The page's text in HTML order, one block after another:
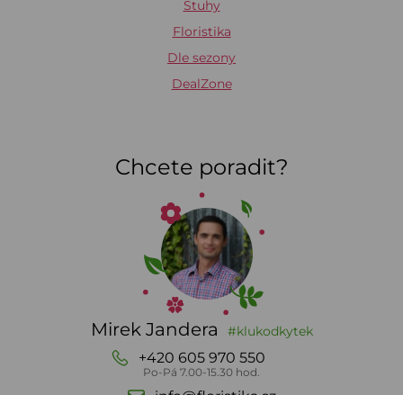
Stuhy
Floristika
Dle sezony
DealZone
Chcete poradit?
Mirek Jandera #klukodkytek
+420 605 970 550
Po-Pá 7.00-15.30 hod.